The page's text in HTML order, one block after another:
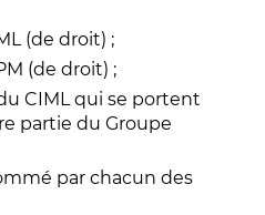
(de droit) ;
(de droit) ;
CIML qui se portent
partie du Groupe
par chacun des